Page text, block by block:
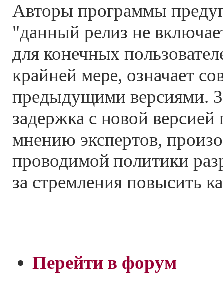
Авторы программы
"данный релиз не
для конечных
крайней мере, означает
предыдущими версиями.
задержка с новой
мнению экспертов,
проводимой политики
за стремления повысить
Перейти в форум